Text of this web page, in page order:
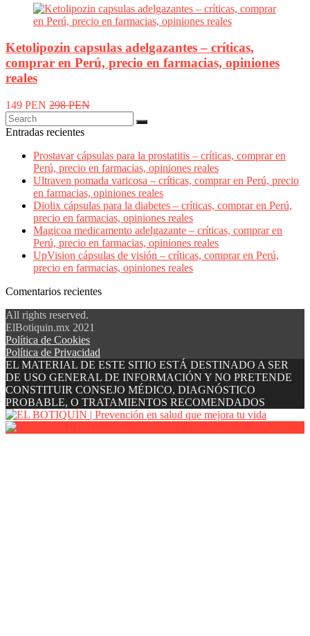
Ketolipozin capsulas adelgazantes – críticas,
comprar en Perú, precio en farmacias, opiniones
reales
149 PEN 298 PEN
Entradas recientes
Prostavar cápsulas para la prostatitis – críticas, comprar en
Perú, precio en farmacias, opiniones reales
Ultraven pomada varicosa – críticas, comprar en Perú, precio
en farmacias, opiniones reales
Diolix cápsulas para la diabetes – críticas, comprar en Perú,
precio en farmacias, opiniones reales
Magicoa medicamento adelgazante – críticas, comprar en
Perú, precio en farmacias, opiniones reales
UpVision cápsulas de visión – críticas, comprar en Perú,
precio en farmacias, opiniones reales
Comentarios recientes
All rights reserved.
ElBotiquin.mx 2021
Política de Cookies
Política de Privacidad
EL MATERIAL DE ESTE SITIO ESTÁ DESTINADO A SER
DE USO GENERAL DE INFORMACIÓN Y NO PRETENDE
CONSTITUIR CONSEJO MÉDICO, DIAGNÓSTICO
PROBABLE, O TRATAMIENTOS RECOMENDADOS